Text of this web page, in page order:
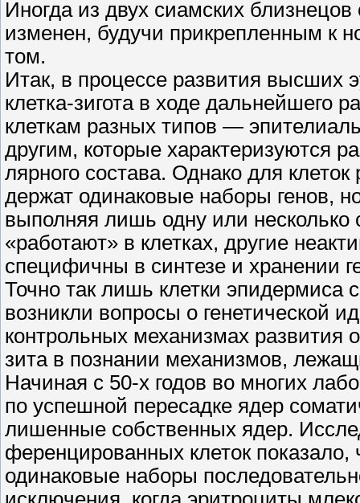
Иногда из двух сиамских
изменен, будучи прикрепленным к
том.
Итак, в процессе развития высших
клетка-зигота в ходе дальнейшего
клеткам разных типов —
другим, которые характеризуются
лярного состава. Однако для
держат одинаковые наборы генов,
выполняя лишь одну или
«работают» в клетках, другие
специфичны в синтезе и хранении
Точно так лишь клетки эпидермиса
возникли вопросы о генетической
контрольных механизмах развития
зита в познании механизмов,
Начиная с 50-х годов во многих
по успешной пересадке ядер
лишенные собственных ядер.
ференцированных клеток показало,
одинаковые наборы